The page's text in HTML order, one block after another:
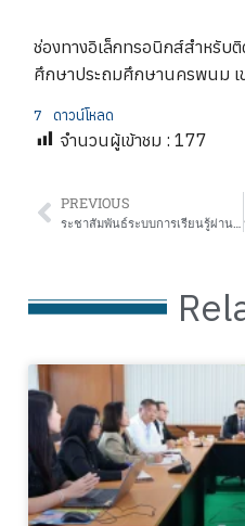
ช่องทางอิเล็กทรอนิกส์สำหรับ
ศึกษาประถมศึกษานครพนม เ
7 ดาวน์โหลด
จำนวนผู้เข้าชม : 177
PREVIOUS
ระชาสัมพันธ์ระบบการเรียนรู้ผ่านสื่ออิเล็กทรอนิกส์